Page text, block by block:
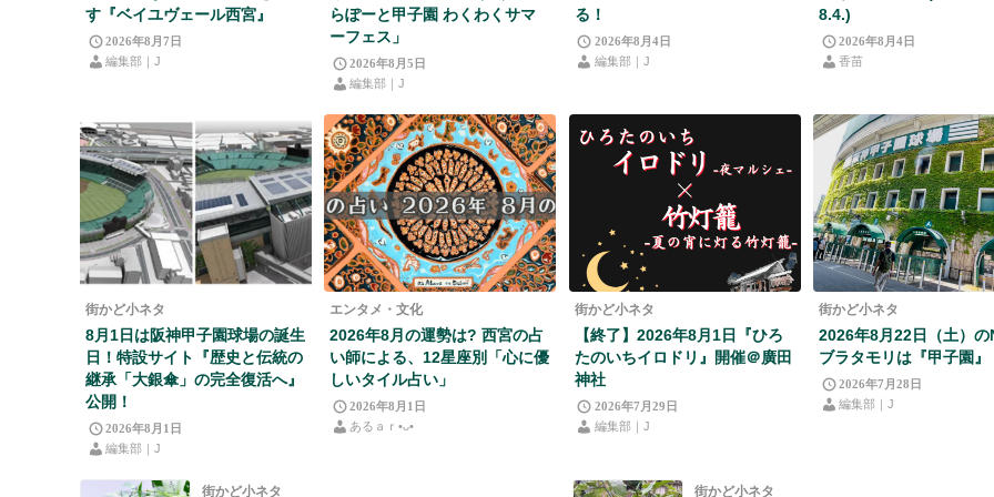
す『ベイユヴェール西宮』
2026年8月7日
編集部｜J
らぽーと甲子園 わくわくサマ
ーフェス」
2026年8月5日
編集部｜J
る！
2026年8月4日
編集部｜J
8.4.)
2026年8月4日
香苗
街かど小ネタ
8月1日は阪神甲子園球場の誕生
日！特設サイト『歴史と伝統の
継承「大銀傘」の完全復活へ』
公開！
2026年8月1日
編集部｜J
エンタメ・文化
2026年8月の運勢は? 西宮の占
い師による、12星座別「心に優
しいタイル占い」
2026年8月1日
あるａｒ•⁠ᴗ⁠•⁠
街かど小ネタ
【終了】2026年8月1日『ひろ
たのいちイロドリ』開催＠廣田
神社
2026年7月29日
編集部｜J
街かど小ネタ
2026年8月22日（土）の
ブラタモリは『甲子園』
2026年7月28日
編集部｜J
街かど小ネタ 街かど小ネタ